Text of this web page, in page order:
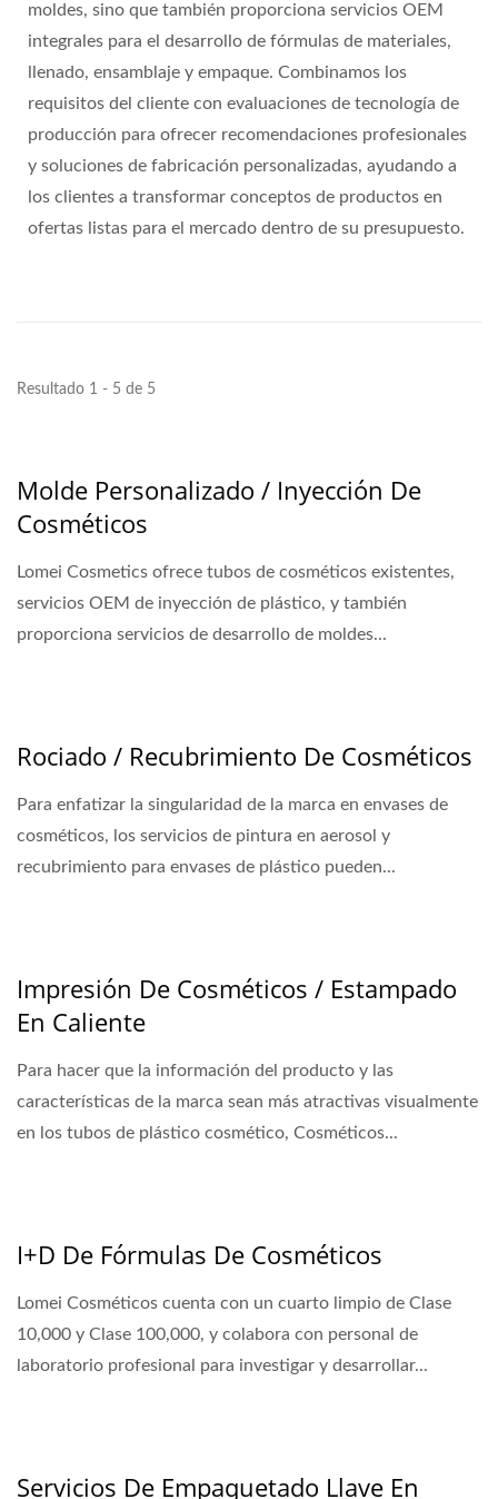
moldes, sino que también proporciona servicios OEM
integrales para el desarrollo de fórmulas de materiales,
llenado, ensamblaje y empaque. Combinamos los
requisitos del cliente con evaluaciones de tecnología de
producción para ofrecer recomendaciones profesionales
y soluciones de fabricación personalizadas, ayudando a
los clientes a transformar conceptos de productos en
ofertas listas para el mercado dentro de su presupuesto.
Resultado 1 - 5 de 5
Molde Personalizado / Inyección De
Cosméticos
Lomei Cosmetics ofrece tubos de cosméticos existentes,
servicios OEM de inyección de plástico, y también
proporciona servicios de desarrollo de moldes...
Rociado / Recubrimiento De Cosméticos
Para enfatizar la singularidad de la marca en envases de
cosméticos, los servicios de pintura en aerosol y
recubrimiento para envases de plástico pueden...
Impresión De Cosméticos / Estampado
En Caliente
Para hacer que la información del producto y las
características de la marca sean más atractivas visualmente
en los tubos de plástico cosmético, Cosméticos...
I+D De Fórmulas De Cosméticos
Lomei Cosméticos cuenta con un cuarto limpio de Clase
10,000 y Clase 100,000, y colabora con personal de
laboratorio profesional para investigar y desarrollar...
Servicios De Empaquetado Llave En